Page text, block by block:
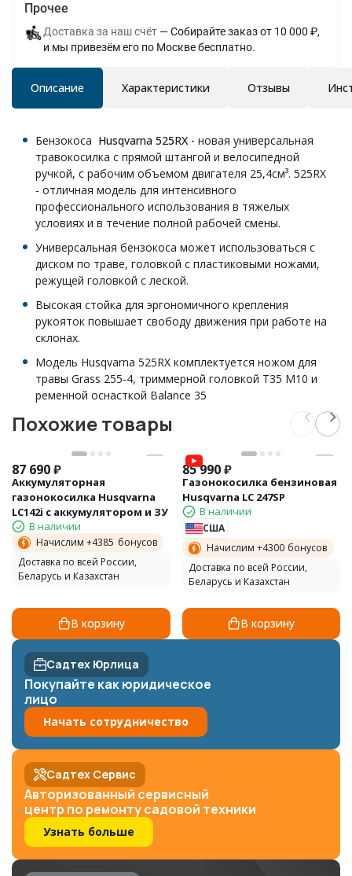
Прочее
Доставка за наш счёт
Собирайте заказ от 10 000 ₽,
и мы привезём его по Москве бесплатно.
Описание Характеристики Отзывы
Бензокоса Husqvarna 525RX - новая универсальная
травокосилка с прямой штангой и велосипедной
ручкой, с рабочим объемом двигателя 25,4см³. 525RX
- отличная модель для интенсивного
профессионального использования в тяжелых
условиях и в течение полной рабочей смены.
Универсальная бензокоса может использоваться с
диском по траве, головкой с пластиковыми ножами,
режущей головкой с леской.
Высокая стойка для эргономичного крепления
рукояток повышает свободу движения при работе на
склонах.
Модель Husqvarna 525RX комплектуется ножом для
травы Grass 255-4, триммерной головкой T35 M10 и
ременной оснасткой Balance 35
Похожие товары
87 690₽
Аккумуляторная
газонокосилка Husqvarna
LC142i с аккумулятором и ЗУ
В наличии
Начислим +4385 бонусов
Доставка по всей России,
Беларусь и Казахстан
В корзину
85 990 ₽
Газонокосилка бензиновая
Husqvarna LC 247SP
В наличии
США
Начислим +4300 бонусов
Доставка по всей России,
Беларусь и Казахстан
В корзину
Садтех Юрлица
Покупайте как юридическое
лицо
Начать сотрудничество
Садтех Сервис
Авторизованный сервисный
центр по ремонту садовой техники
Узнать больше